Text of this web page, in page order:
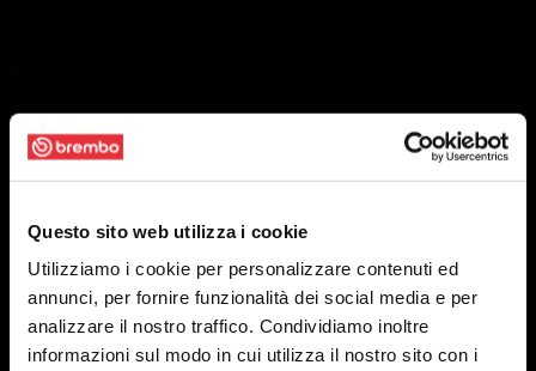
Questo sito web utilizza i cookie
Utilizziamo i cookie per personalizzare contenuti ed
annunci, per fornire funzionalità dei social media e per
analizzare il nostro traffico. Condividiamo inoltre
informazioni sul modo in cui utilizza il nostro sito con i